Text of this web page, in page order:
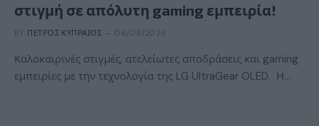
στιγμή σε απόλυτη gaming εμπειρία!
BY ΠΈΤΡΟΣ ΚΥΠΡΑΊΟΣ 06/08/2026
Καλοκαιρινές στιγμές, ατελείωτες αποδράσεις και gaming
εμπειρίες με την τεχνολογία της LG UltraGear OLED. Η…